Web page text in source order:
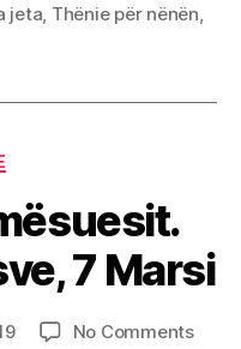
jeta, Thënie për nënën,
7 Marsi
No Commentson